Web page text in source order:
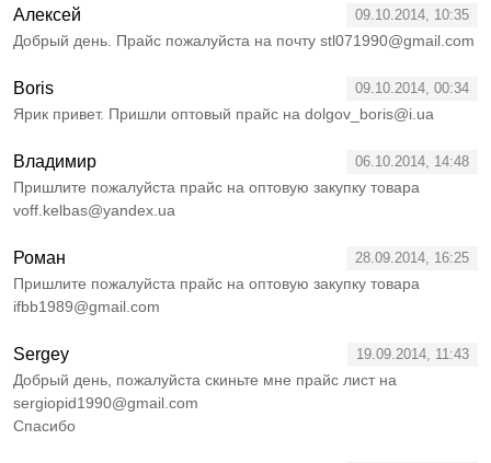
Алексей 09.10.2014, 10:35
Добрый день. Прайс пожалуйста на почту stl071990@gmail.com
Boris 09.10.2014, 00:34
Ярик привет. Пришли оптовый прайс на dolgov_boris@i.ua
Владимир 06.10.2014, 14:48
Пришлите пожалуйста прайс на оптовую закупку товара
voff.kelbas@yandex.ua
Роман 28.09.2014, 16:25
Пришлите пожалуйста прайс на оптовую закупку товара
ifbb1989@gmail.com
Sergey 19.09.2014, 11:43
Добрый день, пожалуйста скиньте мне прайс лист на
sergiopid1990@gmail.com
Спасибо